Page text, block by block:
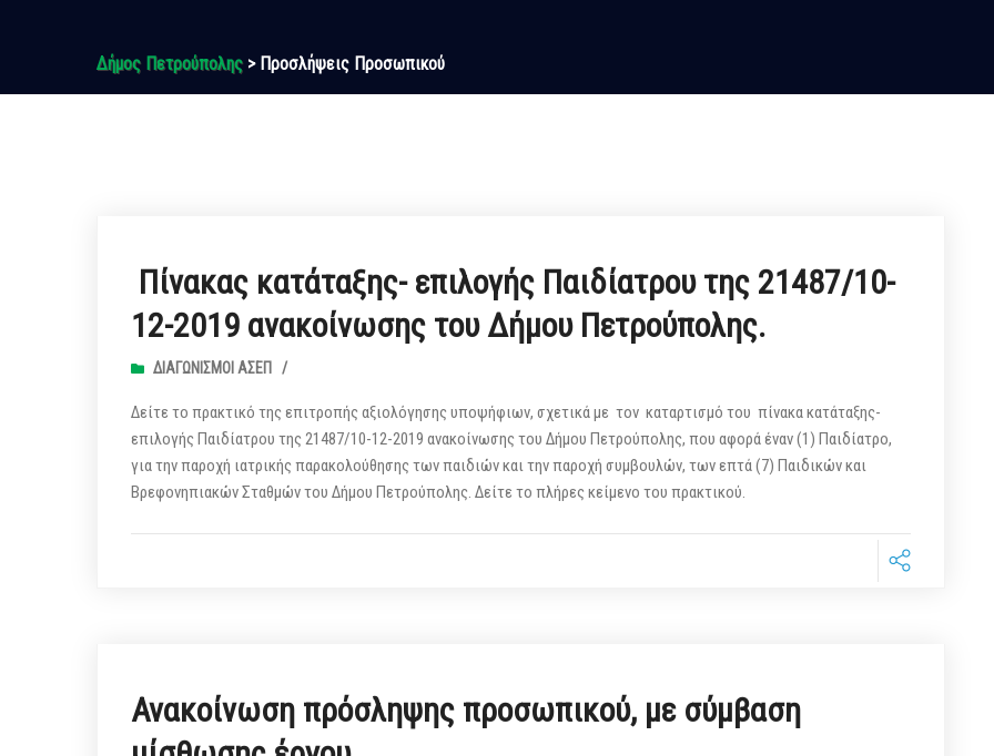
Δήμος Πετρούπολης > Προσλήψεις Προσωπικού
Πίνακας κατάταξης- επιλογής Παιδίατρου της 21487/10-
12-2019 ανακοίνωσης του Δήμου Πετρούπολης.
ΔΙΑΓΩΝΙΣΜΟΊ ΑΣΕΠ /
Δείτε το πρακτικό της επιτροπής αξιολόγησης υποψήφιων, σχετικά με τον καταρτισμό του πίνακα κατάταξης-
επιλογής Παιδίατρου της 21487/10-12-2019 ανακοίνωσης του Δήμου Πετρούπολης, που αφορά έναν (1) Παιδίατρο,
για την παροχή ιατρικής παρακολούθησης των παιδιών και την παροχή συμβουλών, των επτά (7) Παιδικών και
Βρεφονηπιακών Σταθμών του Δήμου Πετρούπολης. Δείτε το πλήρες κείμενο του πρακτικού.
Ανακοίνωση πρόσληψης προσωπικού, με σύμβαση